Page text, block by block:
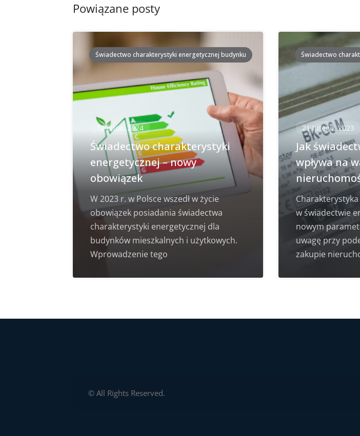
Powiązane posty
Świadectwo charakterystyki energetycznej budynku
12 lipca, 2024
Świadectwo charakterystyki
energetycznej – nowy
obowiązek
W 2023 r. w Polsce wszedł w życie
obowiązek posiadania świadectwa
charakterystyki energetycznej dla
budynków mieszkalnych i użytkowych.
Wprowadzenie tego
Świadectwo
21 lutego, 2023
Jak
wpływa na
w świadectwie
nowym
uwagę przy
zakupie
© All Rights Reserved.